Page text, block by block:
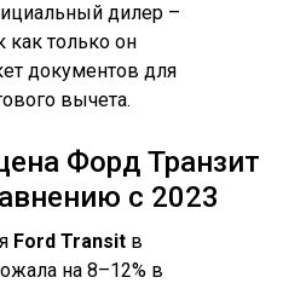
дилер –
как только он
документов для
вычета.
Форд Транзит
с 2023
Ford Transit в
на 8–12% в